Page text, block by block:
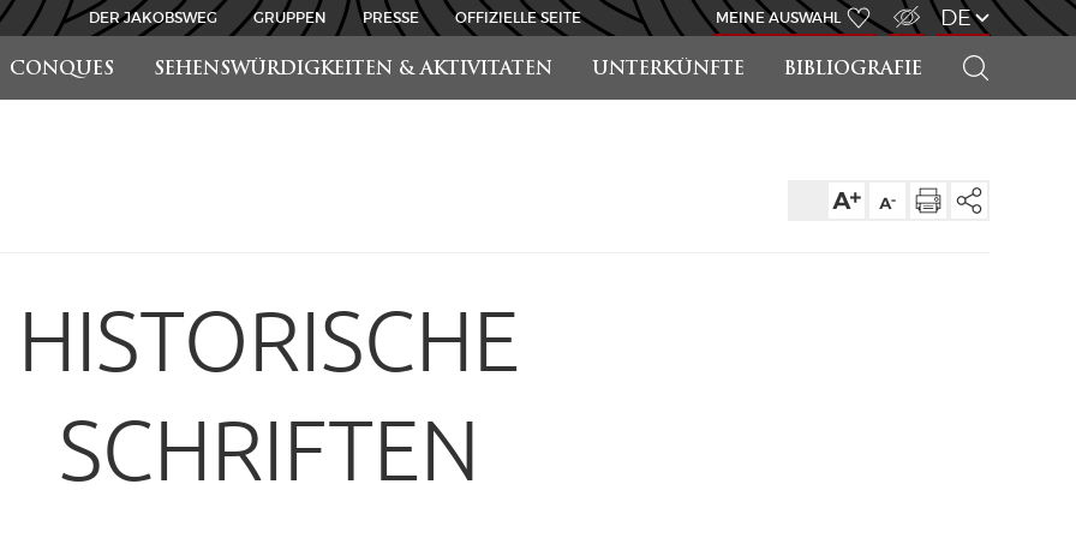
CONQUES SEHENSWÜRDIGKEITEN & AKTIVITATEN UNTERKÜNFTE BIBLIOGRAFIE
DER JAKOBSWEG GRUPPEN PRESSE OFFIZIELLE SEITE MEINE AUSWAHL DE
HISTORISCHE
SCHRIFTEN